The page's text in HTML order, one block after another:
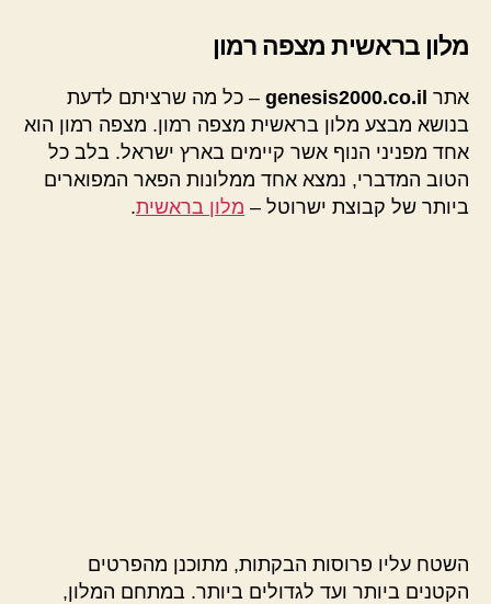
מלון בראשית מצפה רמון
אתר genesis2000.co.il – כל מה שרציתם לדעת
בנושא מבצע מלון בראשית מצפה רמון. מצפה רמון הוא
אחד מפניני הנוף אשר קיימים בארץ ישראל. בלב כל
הטוב המדברי, נמצא אחד ממלונות הפאר המפוארים
ביותר של קבוצת ישרוטל – מלון בראשית.
השטח עליו פרוסות הבקתות, מתוכנן מהפרטים
הקטנים ביותר ועד לגדולים ביותר. במתחם המלון,